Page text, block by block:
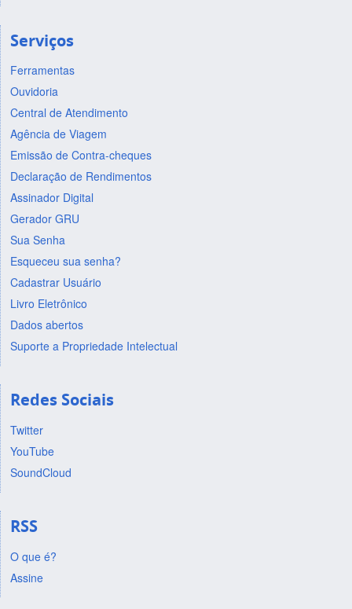
Serviços
Ferramentas
Ouvidoria
Central de Atendimento
Agência de Viagem
Emissão de Contra-cheques
Declaração de Rendimentos
Assinador Digital
Gerador GRU
Sua Senha
Esqueceu sua senha?
Cadastrar Usuário
Livro Eletrônico
Dados abertos
Suporte a Propriedade Intelectual
Redes Sociais
Twitter
YouTube
SoundCloud
RSS
O que é?
Assine